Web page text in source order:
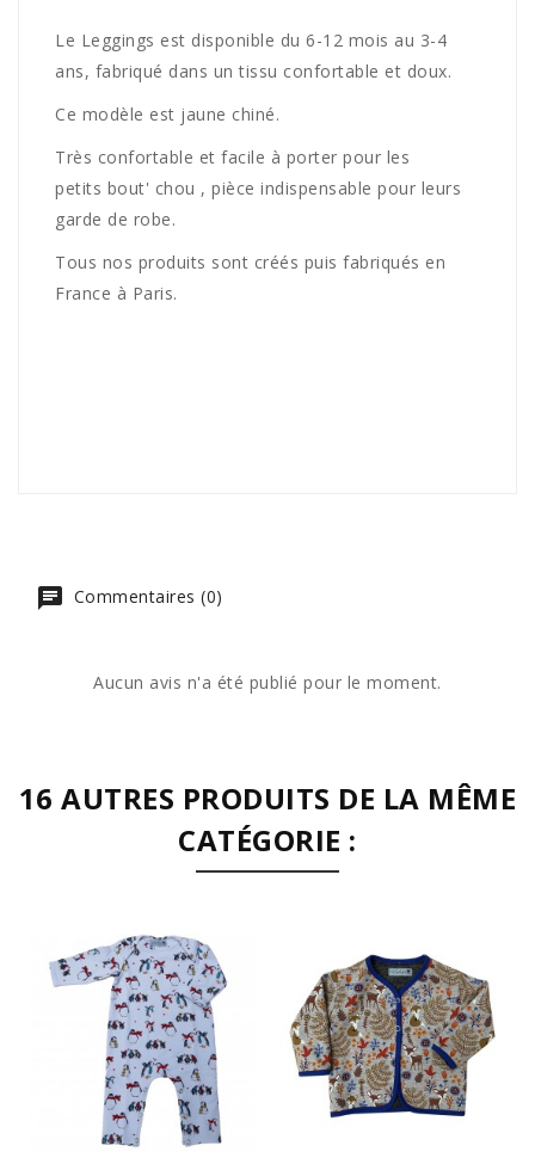
Le Leggings est disponible du 6-12 mois au 3-4
ans, fabriqué dans un tissu confortable et doux.
Ce modèle est jaune chiné.
Très confortable et facile à porter pour les
petits bout' chou , pièce indispensable pour leurs
garde de robe.
Tous nos produits sont créés puis fabriqués en
France à Paris.
Commentaires (0)
Aucun avis n'a été publié pour le moment.
16 AUTRES PRODUITS DE LA MÊME
CATÉGORIE :